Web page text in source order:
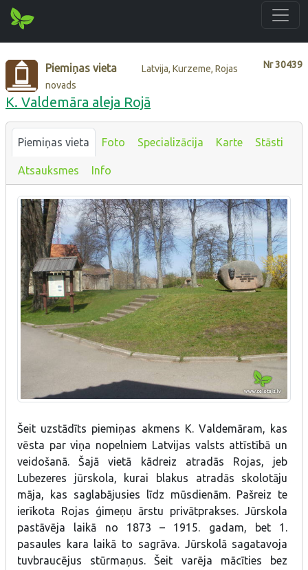
Nr30439
Piemiņas vieta
Latvija, Kurzeme, Rojas
novads
K. Valdemāra aleja Rojā
Piemiņas vieta Foto Specializācija Karte Stāsti
Atsauksmes Info
Šeit uzstādīts piemiņas akmens K. Valdemāram, kas
vēsta par viņa nopelniem Latvijas valsts attīstībā un
veidošanā. Šajā vietā kādreiz atradās Rojas, jeb
Lubezeres jūrskola, kurai blakus atradās skolotāju
māja, kas saglabājusies līdz mūsdienām. Pašreiz te
ierīkota Rojas ģimeņu ārstu privātprakses. Jūrskola
pastāvēja laikā no 1873 – 1915. gadam, bet 1.
pasaules kara laikā to sagrāva. Jūrskolā sagatavoja
tuvbraucējus stūrmaņus. Šeit varēja mācīties bez